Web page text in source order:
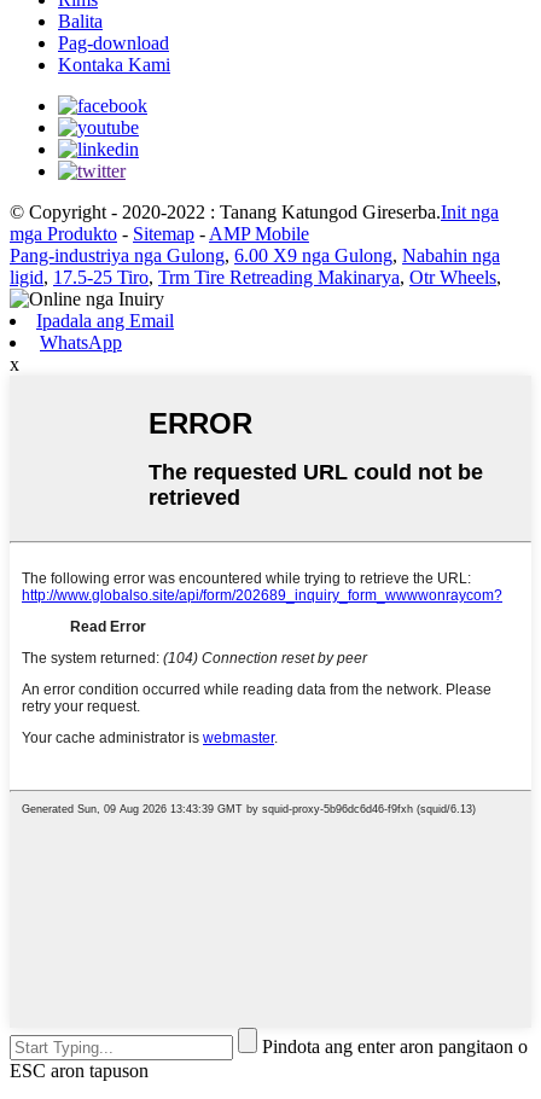
Balita
Pag-download
Kontaka Kami
© Copyright - 2020-2022 : Tanang Katungod Gireserba.Init nga
mga Produkto - Sitemap - AMP Mobile
Pang-industriya nga Gulong, 6.00 X9 nga Gulong, Nabahin nga
ligid, 17.5-25 Tiro, Trm Tire Retreading Makinarya, Otr Wheels,
Ipadala ang Email
WhatsApp
x
Pindota ang enter aron pangitaon o
ESC aron tapuson